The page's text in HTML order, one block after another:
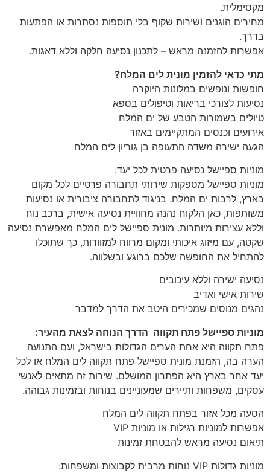
מקסימלית.
מחירים הוגנים ושירות שקוף בלי תוספות נסתרות או הפתעות
בדרך.
אפשרות להזמנה מראש – לתכנון נסיעה חלקה וללא דאגות.
מתי כדאי להזמין מונית לים המלח?
חופשות ונופשים במלונות היוקרה
נסיעות לצורכי בריאות וטיפולים בספא
טיולים בשמורות הטבע של ים המלח
אירועים וכנסים המתקיימים באזור
הגעה ישירה משדה התעופה בן גוריון לים המלח
מוניות ספיישל נסיעה פרטית לכל יעד:
מוניות ספיישל מספקות שירותי תחבורה פרטיים לכל מקום
בארץ, לרבות ים המלח. בניגוד לתחבורה ציבורית או נסיעות
משותפות, כאן הלקוח נהנה מחוויית נסיעה אישית, ברכב נוח
וללא עצירות מיותרות. מונית ספיישל לים המלח מאפשרת נסיעה
שקטה, עם מיזוג איכותי ומקום מרווח למזוודות, כך שתוכלו
להתחיל את החופשה שלכם ברוגע ובשלווה.
נסיעה ישירה וללא עיכובים
שירות אישי ואדיב
נהגים מנוסים שמכירים היטב את הדרך למדבר
מוניות ספיישל פתח תקווה הדרך הנוחה לצאת מהעיר:
פתח תקווה היא אחת הערים הגדולות בישראל, ועם התנועה
הערה בה, הזמנת מונית ספיישל פתח תקווה לים המלח או לכל
יעד אחר בארץ היא הפתרון המושלם. שירות זה מתאים לאנשי
עסקים, משפחות ותיירים שמעוניינים בנוחות ובזמינות גבוהה.
הסעה מכל אזור בפתח תקווה לים המלח
אפשרות למוניות רגילות או מוניות VIP
תיאום נסיעה מראש להבטחת זמינות
מוניות גדולות VIP נוחות מרבית לקבוצות ומשפחות: